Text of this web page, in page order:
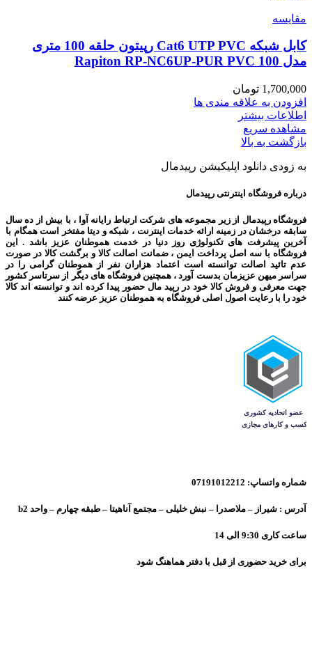
مقایسه
کابل شبکه Cat6 UTP PVC رپیتون حلقه 100 متری
مدل Rapiton RP-NC6UP-PUR PVC 100
1,700,000 تومان
افزودن به علاقه مندی ها
اطلاعات بیشتر
مشاهده سریع
بازگشت به بالا
به زودی دانلود اپلیکیشن رپیدمال
درباره فروشگاه اینترنتی رپیدمال
فروشگاه رپیدمال از زیر مجموعه های شرکت ارتباط رایانه آوا ، با بیش از ده سال
سابقه درخشان در زمینه ارائه خدمات اینترنت ، شبکه و دیتا مفتخر است همگام با
آخرین پیشرفت های تکنولوژی روز دنیا در خدمت هموطنان عزیز باشد . این
فروشگاه با سه اصل پرداخت ایمن ، ضمانت اصالت کالا و برگشت کالا در صورت
عدم تائید اصالت توانسته است اعتماد هزاران نفر از هموطنان گرامی را در
سراسر میهن عزیزمان بدست آورد ، همچنین فروشگاه های دیگر از سرتاسر کشور
جهت معرفی و فروش کالا خود در رپید مال حضور پیدا کرده اند و توانسته اند کالا
خود را با رعایت اصول اصلی فروشگاه به هموطنان عزیز عرضه کنند
شماره واتساپ: 07191012212
آدرس : شیراز – ملاصدرا – نبش خلیلی – مجتمع آناهیتا – طبقه چهارم – واحد b2
ساعت کاری 9:30 الی 14
برای خرید حضوری از قبل با دفتر هماهنگ شود